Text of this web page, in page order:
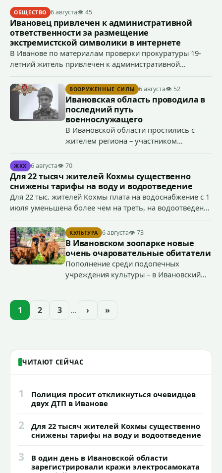
ОБЩЕСТВО 6 августа👁 45
Ивановец привлечен к административной
ответственности за размещение
экстремистской символики в интернете
В Иванове по материалам проверки прокуратуры 19-
летний житель привлечен к административной
демонстрирование символики экстремистской
организации, если эти действия не содержат признаков
уголовно наказуемого деяния) за размещение
экстремистской символики в сети Интернет.
ВООРУЖЕННЫЕ СИЛЫ 6 августа👁 52
Ивановская область проводила в
последний путь
военнослужащего
В Ивановской области простились с
жителем региона – участником
Антоном Тумановым.
ЖКХ 6 августа👁 70
Для 22 тысяч жителей Кохмы существенно
снижены тарифы на воду и водоотведение
Для 22 тыс. жителей Кохмы плата на водоснабжение с 1
июля уменьшена более чем на треть, на водоотведение
началу работы в городе областного предприятия
«Водоканал.
КУЛЬТУРА 6 августа👁 73
В Ивановском зоопарке новые
очень очаровательные обитатели
Пополнение среди подопечных
учреждения культуры – в Ивановский
областей (самцу - 6 месяцев, самочке —
1 2 3 … › »
ЧИТАЮТ СЕЙЧАС
1
Полиция просит откликнуться очевидцев
двух ДТП в Иванове
2
Для 22 тысяч жителей Кохмы существенно
снижены тарифы на воду и водоотведение
3
В один день в Ивановской области
зарегистрировали кражи электросамоката